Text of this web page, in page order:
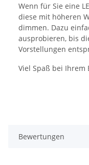
Wenn für Sie eine
diese mit höheren
dimmen. Dazu
ausprobieren, bis
Vorstellungen
Viel Spaß bei Ihrem
Bewertungen